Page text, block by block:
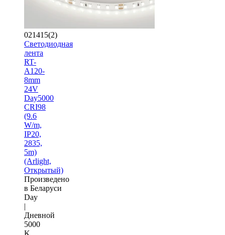
021415(2)
Светодиодная
лента
RT-
A120-
8mm
24V
Day5000
CRI98
(9.6
W/m,
IP20,
2835,
5m)
(Arlight,
Открытый)
Произведено
в Беларуси
Day
|
Дневной
5000
K